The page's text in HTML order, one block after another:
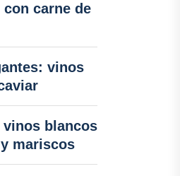
carne de
vinos
blancos
mariscos